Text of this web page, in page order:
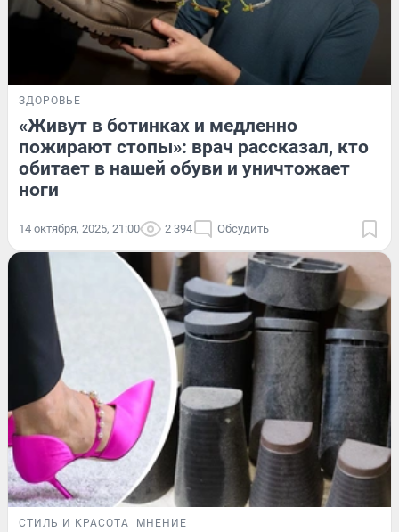
ЗДОРОВЬЕ
«Живут в ботинках и медленно
пожирают стопы»: врач рассказал, кто
обитает в нашей обуви и уничтожает
ноги
14 октября, 2025, 21:00 2 394 Обсудить
СТИЛЬ И КРАСОТА МНЕНИЕ